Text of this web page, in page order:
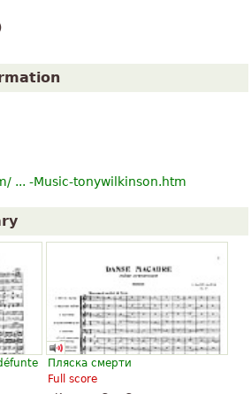
... -Music-tonywilkinson.htm
Пляска смерти
Full score